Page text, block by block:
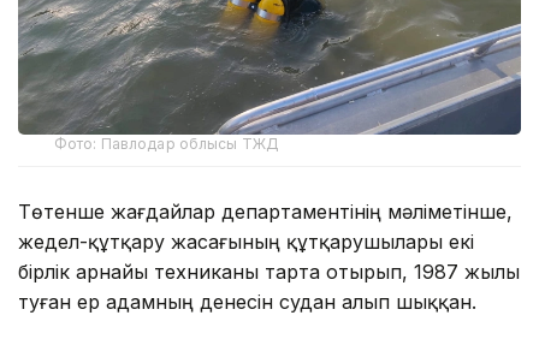
Фото: Павлодар облысы ТЖД
Төтенше жағдайлар департаментінің мәліметінше,
жедел-құтқару жасағының құтқарушылары екі
бірлік арнайы техниканы тарта отырып, 1987 жылы
туған ер адамның денесін судан алып шыққан.